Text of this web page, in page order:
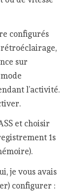
configurés
sur
l’activité.
et choisir
1s
je vous avais
configurer :